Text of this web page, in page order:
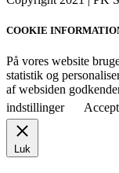
COOKIE
På vores website
statistik og
af websiden
indstillinger
Luk